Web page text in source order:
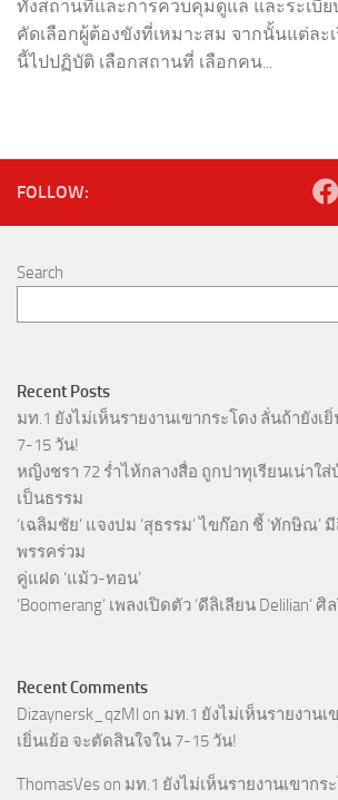
ทั้งสถานที่และการควบคุมดูแล และระเบี
คัดเลือกผู้ต้องขังที่เหมาะสม จากนั้นแต่ละ
นี้ไปปฏิบัติ เลือกสถานที่ เลือกคน...
FOLLOW:
Search
Recent Posts
มท.1 ยังไม่เห็นรายงานเขากระโดง ลั่นถ้ายังเ
7-15 วัน!
หญิงชรา 72 ร่ำไห้กลางสื่อ ถูกปาทุเรียนเน่าใ
เป็นธรรม
‘เฉลิมชัย’ แจงปม ‘สุธรรม’ ไขก๊อก ชี้ ‘ทักษิณ’
พรรคร่วม
คู่แฝด ‘แม้ว-ทอน’
‘Boomerang’ เพลงเปิดตัว ‘ดีลิเลียน Delilian’
Recent Comments
Dizaynersk_qzMl on มท.1 ยังไม่เห็นรายงานเ
เยิ่นเย้อ จะตัดสินใจใน 7-15 วัน!
ThomasVes on มท.1 ยังไม่เห็นรายงานเขากร